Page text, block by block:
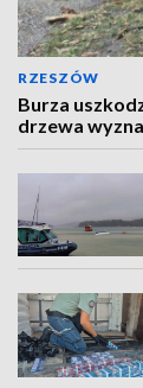
RZESZÓW
Burza
drzewa